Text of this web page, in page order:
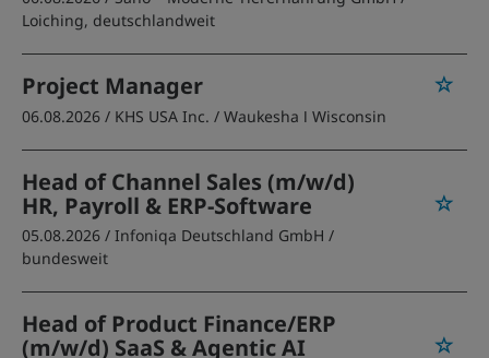
Loiching, deutschlandweit
Project Manager
06.08.2026 / KHS USA Inc. / Waukesha ǀ Wisconsin
Head of Channel Sales (m/w/d)
HR, Payroll & ERP-Software
05.08.2026 / Infoniqa Deutschland GmbH /
bundesweit
Head of Product Finance/ERP
(m/w/d) SaaS & Agentic AI